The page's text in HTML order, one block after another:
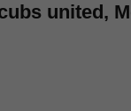
united,